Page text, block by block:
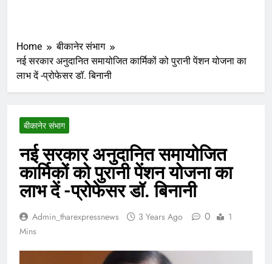
Home
बीकानेर संभाग
नई सरकार अनुदानित समायोजित कार्मिकों को पुरानी पेंशन योजना का
लाभ दें -प्रोफेसर डॉ. बिनानी
बीकानेर संभाग
नई सरकार अनुदानित समायोजित
कार्मिकों को पुरानी पेंशन योजना का
लाभ दें -प्रोफेसर डॉ. बिनानी
Admin_tharexpressnews 3 Years Ago 0
1
Mins